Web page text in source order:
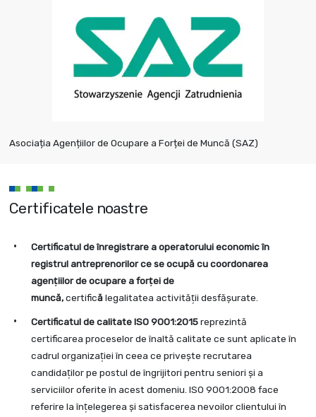
Asociația Agențiilor de Ocupare a Forței de Muncă (SAZ)
Certificatele noastre
Certificatul de înregistrare a operatorului economic în
registrul antreprenorilor ce se ocupă cu coordonarea
agenţiilor de ocupare a forţei de
muncă,certificălegalitatea activităţii desfăşurate.
Certificatul de calitate ISO 9001:2015reprezintă
certificarea proceselor de înaltă calitate ce sunt aplicate în
cadrul organizaţiei în ceea ce priveşte recrutarea
candidaţilor pe postul de îngrijitori pentru seniori şi a
serviciilor oferite în acest domeniu. ISO 9001:2008 face
referire la înţelegerea şi satisfacerea nevoilor clientului în